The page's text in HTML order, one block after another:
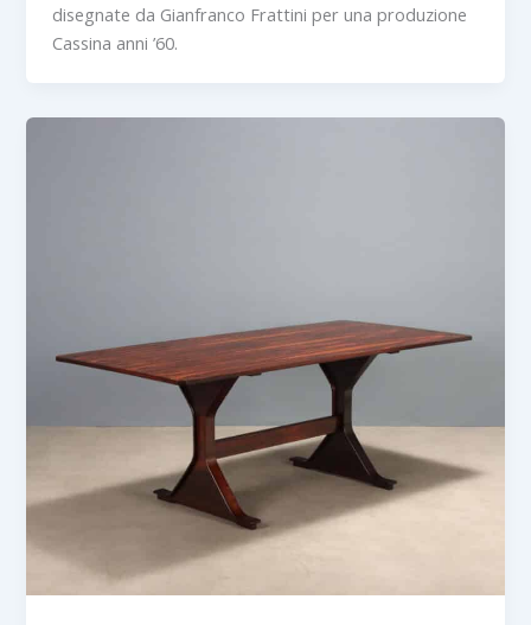
disegnate da Gianfranco Frattini per una produzione
Cassina anni ’60.